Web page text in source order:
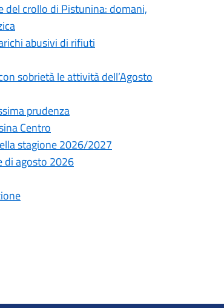
crollo di Pistunina: domani,
abusivi di rifiuti
sobrietà le attività dell’Agosto
prudenza
Centro
stagione 2026/2027
di agosto 2026